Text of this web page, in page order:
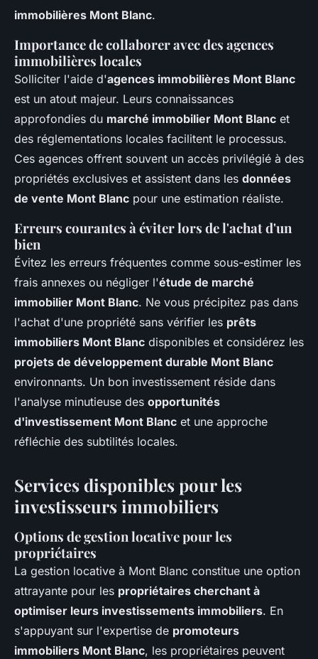
immobilières Mont Blanc.
Importance de collaborer avec des agences
immobilières locales
Solliciter l'aide d'agences immobilières Mont Blanc
est un atout majeur. Leurs connaissances
approfondies du marché immobilier Mont Blanc et
des réglementations locales facilitent le processus.
Ces agences offrent souvent un accès privilégié à des
propriétés exclusives et assistent dans les données
de vente Mont Blanc pour une estimation réaliste.
Erreurs courantes à éviter lors de l'achat d'un
bien
Évitez les erreurs fréquentes comme sous-estimer les
frais annexes ou négliger l'étude de marché
immobilier Mont Blanc. Ne vous précipitez pas dans
l'achat d'une propriété sans vérifier les prêts
immobiliers Mont Blanc disponibles et considérez les
projets de développement durable Mont Blanc
environnants. Un bon investissement réside dans
l'analyse minutieuse des opportunités
d'investissement Mont Blanc et une approche
réfléchie des subtilités locales.
Services disponibles pour les
investisseurs immobiliers
Options de gestion locative pour les
propriétaires
La gestion locative à Mont Blanc constitue une option
attrayante pour les propriétaires cherchant à
optimiser leurs investissements immobiliers. En
s'appuyant sur l'expertise de promoteurs
immobiliers Mont Blanc, les propriétaires peuvent